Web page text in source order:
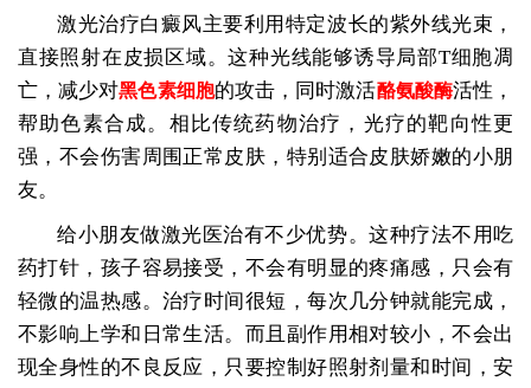
激光治疗白癜风主要利用特定波长的紫外线光束，
直接照射在皮损区域。这种光线能够诱导局部T细胞凋
亡，减少对黑色素细胞的攻击，同时激活酪氨酸酶活性，
帮助色素合成。相比传统药物治疗，光疗的靶向性更
强，不会伤害周围正常皮肤，特别适合皮肤娇嫩的小朋
友。
给小朋友做激光医治有不少优势。这种疗法不用吃
药打针，孩子容易接受，不会有明显的疼痛感，只会有
轻微的温热感。治疗时间很短，每次几分钟就能完成，
不影响上学和日常生活。而且副作用相对较小，不会出
现全身性的不良反应，只要控制好照射剂量和时间，安